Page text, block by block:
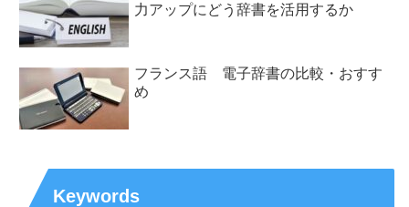
力アップにどう辞書を活用するか
フランス語 電子辞書の比較・おすす
め
Keywords